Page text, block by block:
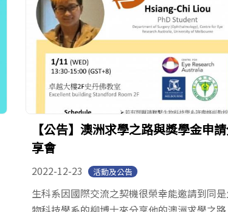
【公告】澳洲求學之路與獎學金申
享會
2022-12-23 活動及公告
生科系因國際交流之契機很榮幸能邀請到同